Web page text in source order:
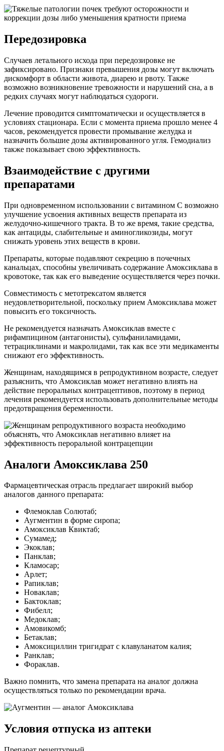
Передозировка
Случаев летального исхода при передозировке не
зафиксировано. Признаки превышения дозы могут включать
дискомфорт в области живота, диарею и рвоту. Также
возможно возникновение тревожности и нарушений сна, а в
редких случаях могут наблюдаться судороги.
Лечение проводится симптоматически и осуществляется в
условиях стационара. Если с момента приема прошло менее 4
часов, рекомендуется провести промывание желудка и
назначить большие дозы активированного угля. Гемодиализ
также показывает свою эффективность.
Взаимодействие с другими
препаратами
При одновременном использовании с витамином С возможно
улучшение усвоения активных веществ препарата из
желудочно-кишечного тракта. В то же время, такие средства,
как антациды, слабительные и аминогликозиды, могут
снижать уровень этих веществ в крови.
Препараты, которые подавляют секрецию в почечных
канальцах, способны увеличивать содержание Амоксиклава в
кровотоке, так как его выведение осуществляется через почки.
Совместимость с метотрексатом является
неудовлетворительной, поскольку прием Амоксиклава может
повысить его токсичность.
Не рекомендуется назначать Амоксиклав вместе с
рифампицином (антагонисты), сульфаниламидами,
тетрациклинами и макролидами, так как все эти медикаменты
снижают его эффективность.
Женщинам, находящимся в репродуктивном возрасте, следует
разъяснить, что Амоксиклав может негативно влиять на
действие пероральных контрацептивов, поэтому в период
лечения рекомендуется использовать дополнительные методы
предотвращения беременности.
Аналоги Амоксиклава 250
Фармацевтическая отрасль предлагает широкий выбор
аналогов данного препарата:
Флемоклав Солютаб;
Аугментин в форме сиропа;
Амоксиклав Квиктаб;
Сумамед;
Экоклав;
Панклав;
Кламосар;
Арлет;
Рапиклав;
Новаклав;
Бактоклав;
Фибелл;
Медоклав;
Амовикомб;
Бетаклав;
Амоксициллин тригидрат с клавуланатом калия;
Ранклав;
Фораклав.
Важно помнить, что замена препарата на аналог должна
осуществляться только по рекомендации врача.
Условия отпуска из аптеки